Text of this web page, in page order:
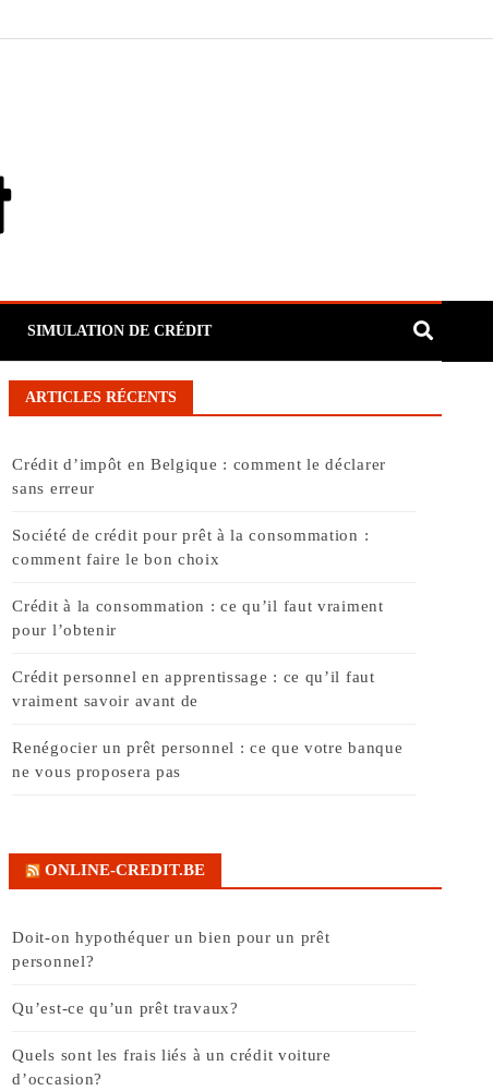
SIMULATION DE CRÉDIT
ARTICLES RÉCENTS
Crédit d’impôt en Belgique : comment le déclarer
sans erreur
Société de crédit pour prêt à la consommation :
comment faire le bon choix
Crédit à la consommation : ce qu’il faut vraiment
pour l’obtenir
Crédit personnel en apprentissage : ce qu’il faut
vraiment savoir avant de
Renégocier un prêt personnel : ce que votre banque
ne vous proposera pas
ONLINE-CREDIT.BE
Doit-on hypothéquer un bien pour un prêt
personnel?
Qu’est-ce qu’un prêt travaux?
Quels sont les frais liés à un crédit voiture
d’occasion?